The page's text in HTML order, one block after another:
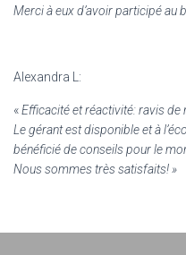
Merci à eux d’avoir participé au
Alexandra L:
«Efficacité et réactivité: ravis de
Le gérant est disponible et à
bénéficié de conseils pour le
Nous sommes très satisfaits! »